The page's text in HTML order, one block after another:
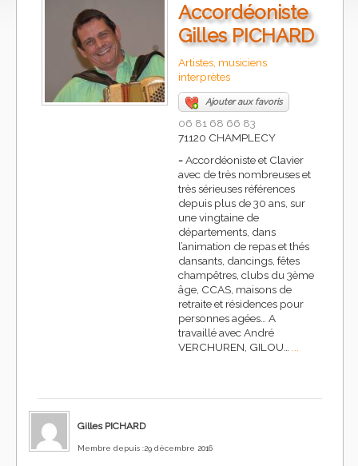
Accordéoniste
Gilles PICHARD
Artistes, musiciens
interprètes
Ajouter aux favoris
06 81 68 66 83
71120 CHAMPLECY
-Accordéoniste et Clavier
avec de très nombreuses et
très sérieuses références
depuis plus de 30 ans, sur
une vingtaine de
départements, dans
l’animation de repas et thés
dansants, dancings, fêtes
champêtres, clubs du 3ème
âge, CCAS, maisons de
retraite et résidences pour
personnes agées… A
travaillé avec André
VERCHUREN, GILOU… ...
Gilles PICHARD
Membre depuis :29 décembre 2016